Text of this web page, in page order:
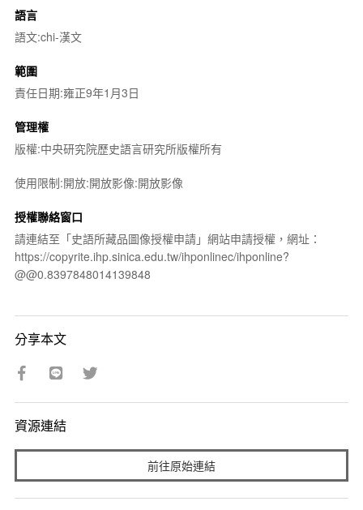
語言
語文:chi-漢文
範圍
責任日期:雍正9年1月3日
管理權
版權:中央研究院歷史語言研究所版權所有
使用限制:開放:開放影像:開放影像
授權聯絡窗口
請連結至「史語所藏品圖像授權申請」網站申請授權，網址：
https://copyrite.ihp.sinica.edu.tw/ihponlinec/ihponline?
@@0.8397848014139848
分享本文
資源連結
前往原始連結